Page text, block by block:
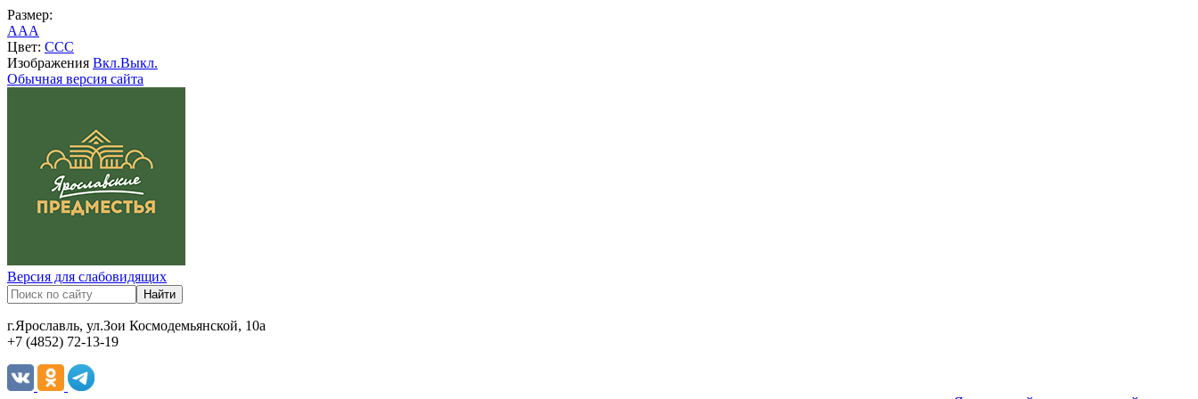
Размер:
AAA
Цвет: CCC
Изображения Вкл.Выкл.
Обычная версия сайта
Версия для слабовидящих
г.Ярославль, ул.Зои Космодемьянской, 10а
+7 (4852) 72-13-19